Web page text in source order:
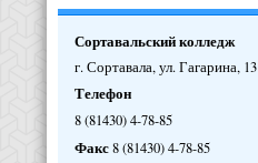
Сортавальский колледж
г. Сортавала, ул. Гагарина, 13
Телефон
8 (81430) 4-78-85
Факс8 (81430) 4-78-85